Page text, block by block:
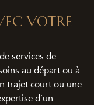
votre
services de
au départ ou à
trajet court ou une
d’un